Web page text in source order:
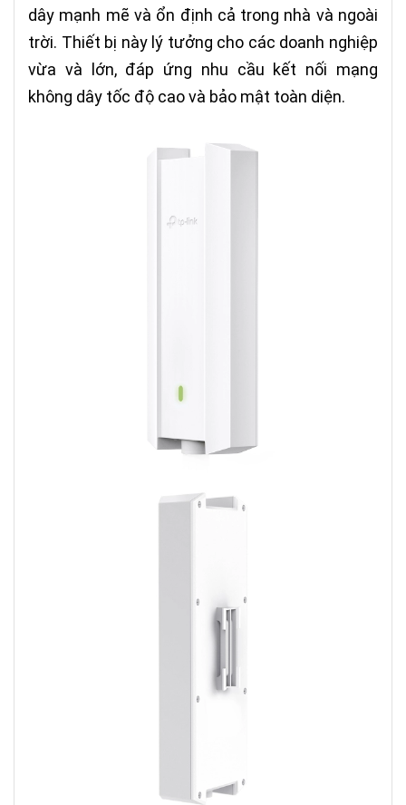
dây mạnh mẽ và ổn định cả trong nhà và ngoài
trời. Thiết bị này lý tưởng cho các doanh nghiệp
vừa và lớn, đáp ứng nhu cầu kết nối mạng
không dây tốc độ cao và bảo mật toàn diện.